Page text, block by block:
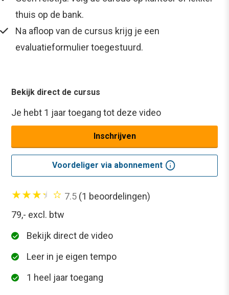
thuis op de bank.
Na afloop van de cursus krijg je een
evaluatieformulier toegestuurd.
Bekijk direct de cursus
Je hebt 1 jaar toegang tot deze video
Inschrijven
Voordeliger via abonnement info
7.5 (1 beoordelingen)
79,- excl. btw
Bekijk direct de video
Leer in je eigen tempo
1 heel jaar toegang